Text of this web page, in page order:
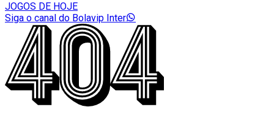
JOGOS DE HOJE
Siga o canal do Bolavip Inter